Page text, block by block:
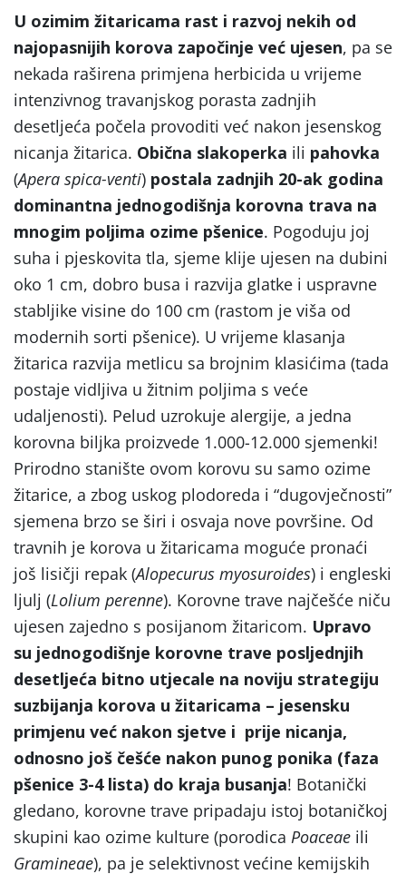
U ozimim žitaricama rast i razvoj nekih od
najopasnijih korova započinje već ujesen, pa se
nekada raširena primjena herbicida u vrijeme
intenzivnog travanjskog porasta zadnjih
desetljeća počela provoditi već nakon jesenskog
nicanja žitarica. Obična slakoperka ili pahovka
(Apera spica-venti) postala zadnjih 20-ak godina
dominantna jednogodišnja korovna trava na
mnogim poljima ozime pšenice. Pogoduju joj
suha i pjeskovita tla, sjeme klije ujesen na dubini
oko 1 cm, dobro busa i razvija glatke i uspravne
stabljike visine do 100 cm (rastom je viša od
modernih sorti pšenice). U vrijeme klasanja
žitarica razvija metlicu sa brojnim klasićima (tada
postaje vidljiva u žitnim poljima s veće
udaljenosti). Pelud uzrokuje alergije, a jedna
korovna biljka proizvede 1.000-12.000 sjemenki!
Prirodno stanište ovom korovu su samo ozime
žitarice, a zbog uskog plodoreda i “dugovječnosti”
sjemena brzo se širi i osvaja nove površine. Od
travnih je korova u žitaricama moguće pronaći
još lisičji repak (Alopecurus myosuroides) i engleski
ljulj (Lolium perenne). Korovne trave najčešće niču
ujesen zajedno s posijanom žitaricom. Upravo
su jednogodišnje korovne trave posljednjih
desetljeća bitno utjecale na noviju strategiju
suzbijanja korova u žitaricama – jesensku
primjenu već nakon sjetve i prije nicanja,
odnosno još češće nakon punog ponika (faza
pšenice 3-4 lista) do kraja busanja! Botanički
gledano, korovne trave pripadaju istoj botaničkoj
skupini kao ozime kulture (porodica Poaceae ili
Gramineae), pa je selektivnost većine kemijskih